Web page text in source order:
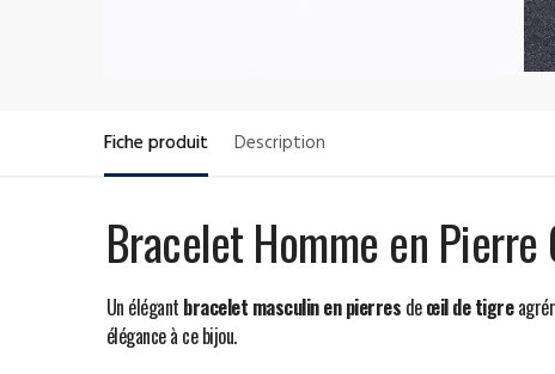
Fiche produit Description
Bracelet Homme en
Un élégant bracelet masculin en pierres deœil de tigre
élégance à ce bijou.